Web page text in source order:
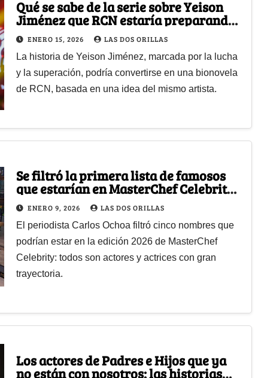
Qué se sabe de la serie sobre Yeison
Jiménez que RCN estaría preparando
antes de su trágica muerte
ENERO 15, 2026 LAS DOS ORILLAS
La historia de Yeison Jiménez, marcada por la lucha
y la superación, podría convertirse en una bionovela
de RCN, basada en una idea del mismo artista.
Se filtró la primera lista de famosos
que estarían en MasterChef Celebrity
2026 ¿Quiénes están ahí?
ENERO 9, 2026 LAS DOS ORILLAS
El periodista Carlos Ochoa filtró cinco nombres que
podrían estar en la edición 2026 de MasterChef
Celebrity: todos son actores y actrices con gran
trayectoria.
Los actores de Padres e Hijos que ya
no están con nosotros: las historias